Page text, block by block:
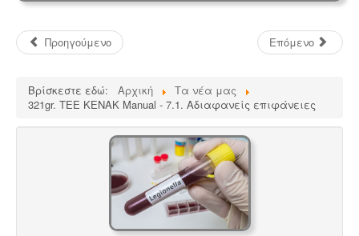
Προηγούμενο Επόμενο
Βρίσκεστε εδώ: Αρχική
Τα νέα μας
321gr. ΤΕΕ ΚΕΝΑΚ Manual - 7.1. Αδιαφανείς επιφάνειες